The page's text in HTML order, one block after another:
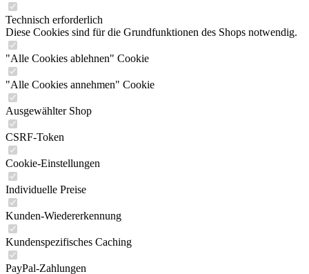
Technisch erforderlich
Diese Cookies sind für die Grundfunktionen des Shops notwendig.
"Alle Cookies ablehnen" Cookie
"Alle Cookies annehmen" Cookie
Ausgewählter Shop
CSRF-Token
Cookie-Einstellungen
Individuelle Preise
Kunden-Wiedererkennung
Kundenspezifisches Caching
PayPal-Zahlungen